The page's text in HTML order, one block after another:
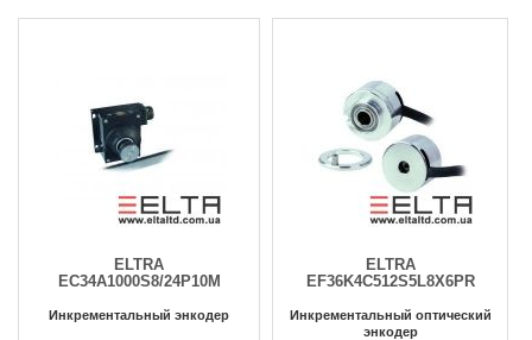
ELTRA
EC34A1000S8/24P10M
Инкрементальный энкодер
ELTRA
EF36K4C512S5L8X6PR
Инкрементальный оптический
энкодер